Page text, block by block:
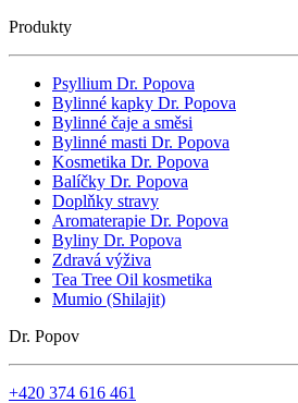
Produkty
Psyllium Dr. Popova
Bylinné kapky Dr. Popova
Bylinné čaje a směsi
Bylinné masti Dr. Popova
Kosmetika Dr. Popova
Balíčky Dr. Popova
Doplňky stravy
Aromaterapie Dr. Popova
Byliny Dr. Popova
Zdravá výživa
Tea Tree Oil kosmetika
Mumio (Shilajit)
Dr. Popov
+420 374 616 461